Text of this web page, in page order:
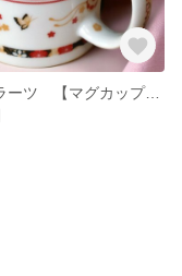
ポーセラーツ 【マグカップ】 和柄・和模様 ハンドメイド